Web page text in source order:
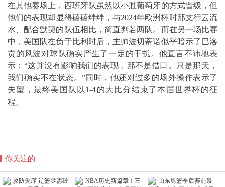
在其他赛场上，西班牙队虽然以小胜葡萄牙的方式晋级，但
他们的表现却显得磕磕绊绊，与2024年欧洲杯时那支行云流
水、配合默契的队伍相比，简直判若两队。而在另一场比赛
中，美国队在负于比利时后，主帅波切蒂诺似乎暗示了巴洛
贡的风波对球队确实产生了一定的干扰。他直言不讳地表
示：“这并没有影响我们的表现，那不是借口。只是那天，
我们确实不在状态。”同时，他还对过多的场外操作表示了
失望，最终美国队以1-4的大比分结束了本届世界杯的征
程。
你关注的